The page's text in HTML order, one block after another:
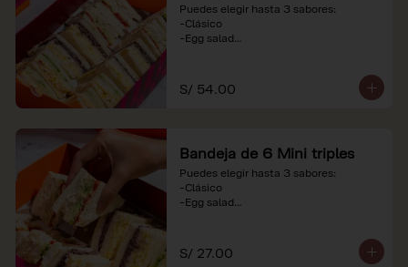
Puedes elegir hasta 3 sabores:
-Clásico
-Egg salad
referenciales.
S/ 54.00
Bandeja de 6 Mini triples
Puedes elegir hasta 3 sabores:
-Clásico
-Egg salad
S/ 27.00